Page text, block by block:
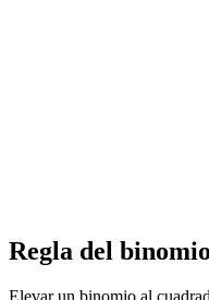
Regla del